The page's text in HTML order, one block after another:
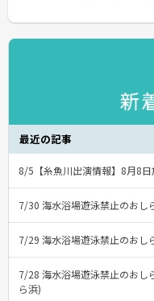
最近の記事
8/5【糸魚川出演情報】8月8日
7/30 海水浴場遊泳禁止のおし
7/29 海水浴場遊泳禁止のおし
7/28 海水浴場遊泳禁止のおし
ら浜)